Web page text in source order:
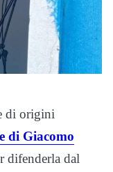
di origini
di Giacomo
difenderla dal